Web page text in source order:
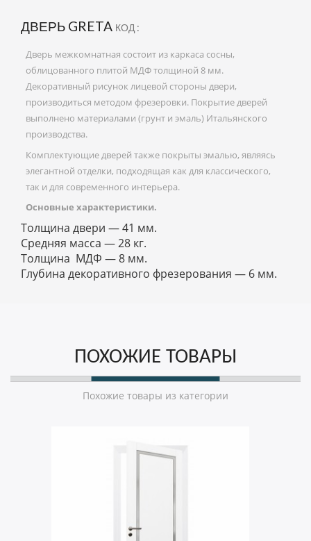
ДВЕРЬ GRETA КОД :
Дверь межкомнатная состоит из каркаса сосны,
облицованного плитой МДФ толщиной 8 мм.
Декоративный рисунок лицевой стороны двери,
производиться методом фрезеровки. Покрытие дверей
выполнено материалами (грунт и эмаль) Итальянского
производства.
Комплектующие дверей также покрыты эмалью, являясь
элегантной отделки, подходящая как для классического,
так и для современного интерьера.
Основные характеристики.
Толщина двери — 41 мм.
Средняя масса — 28 кг.
Толщина МДФ — 8 мм.
Глубина декоративного фрезерования — 6 мм.
ПОХОЖИЕ ТОВАРЫ
Похожие товары из категории